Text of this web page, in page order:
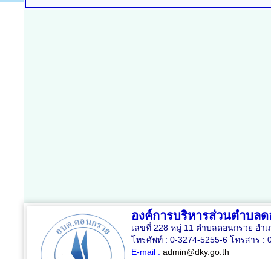
องค์การบริหารส่วนตำบล
เลขที่ 228 หมู่ 11 ตำบลดอนกรวย อำ
โทรศัพท์ : 0-3274-5255-6 โทรสาร :
E-mail : admin@dky.go.th